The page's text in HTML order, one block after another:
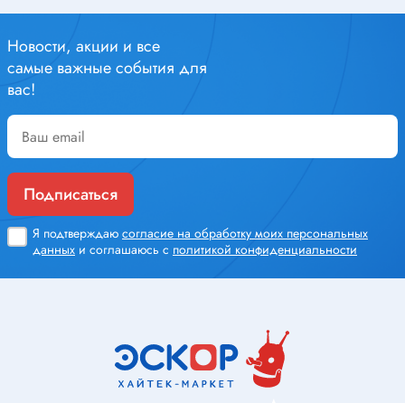
Новости, акции и все
самые важные события для
вас!
Подписаться
Я подтверждаю согласие на обработку моих персональных
данных и соглашаюсь с политикой конфиденциальности